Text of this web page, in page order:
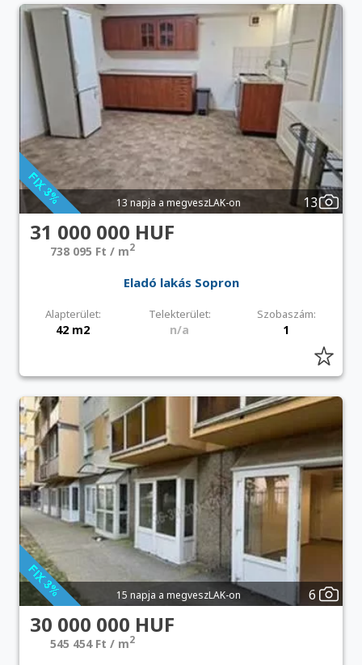
13 napja a megveszLAK-on 13
31 000 000 HUF
738 095 Ft / m2
Eladó lakás Sopron
Alapterület: Telekterület: Szobaszám:
42 m2 n/a 1
15 napja a megveszLAK-on 6
30 000 000 HUF
545 454 Ft / m2